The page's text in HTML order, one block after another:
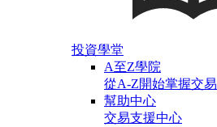
投資學堂
A至Z學院
從A-Z開始掌握交易
幫助中心
交易支援中心